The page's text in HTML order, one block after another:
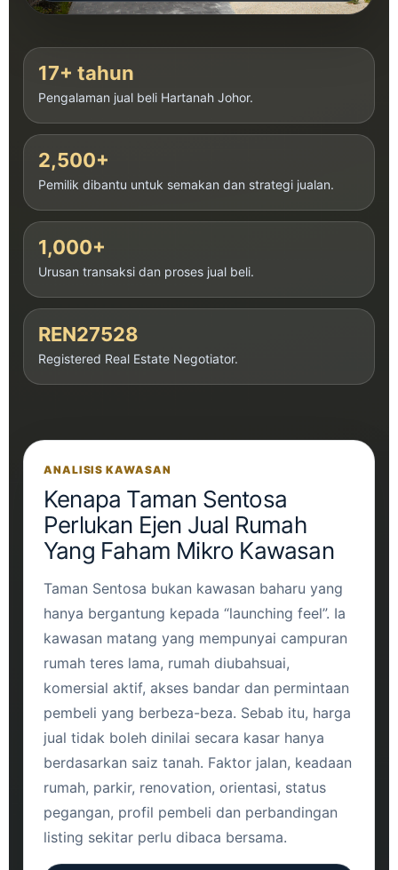
17+ tahun
Pengalaman jual beli Hartanah Johor.
2,500+
Pemilik dibantu untuk semakan dan strategi jualan.
1,000+
Urusan transaksi dan proses jual beli.
REN27528
Registered Real Estate Negotiator.
ANALISIS KAWASAN
Kenapa Taman Sentosa
Perlukan Ejen Jual Rumah
Yang Faham Mikro Kawasan
Taman Sentosa bukan kawasan baharu yang
hanya bergantung kepada “launching feel”. Ia
kawasan matang yang mempunyai campuran
rumah teres lama, rumah diubahsuai,
komersial aktif, akses bandar dan permintaan
pembeli yang berbeza-beza. Sebab itu, harga
jual tidak boleh dinilai secara kasar hanya
berdasarkan saiz tanah. Faktor jalan, keadaan
rumah, parkir, renovation, orientasi, status
pegangan, profil pembeli dan perbandingan
listing sekitar perlu dibaca bersama.